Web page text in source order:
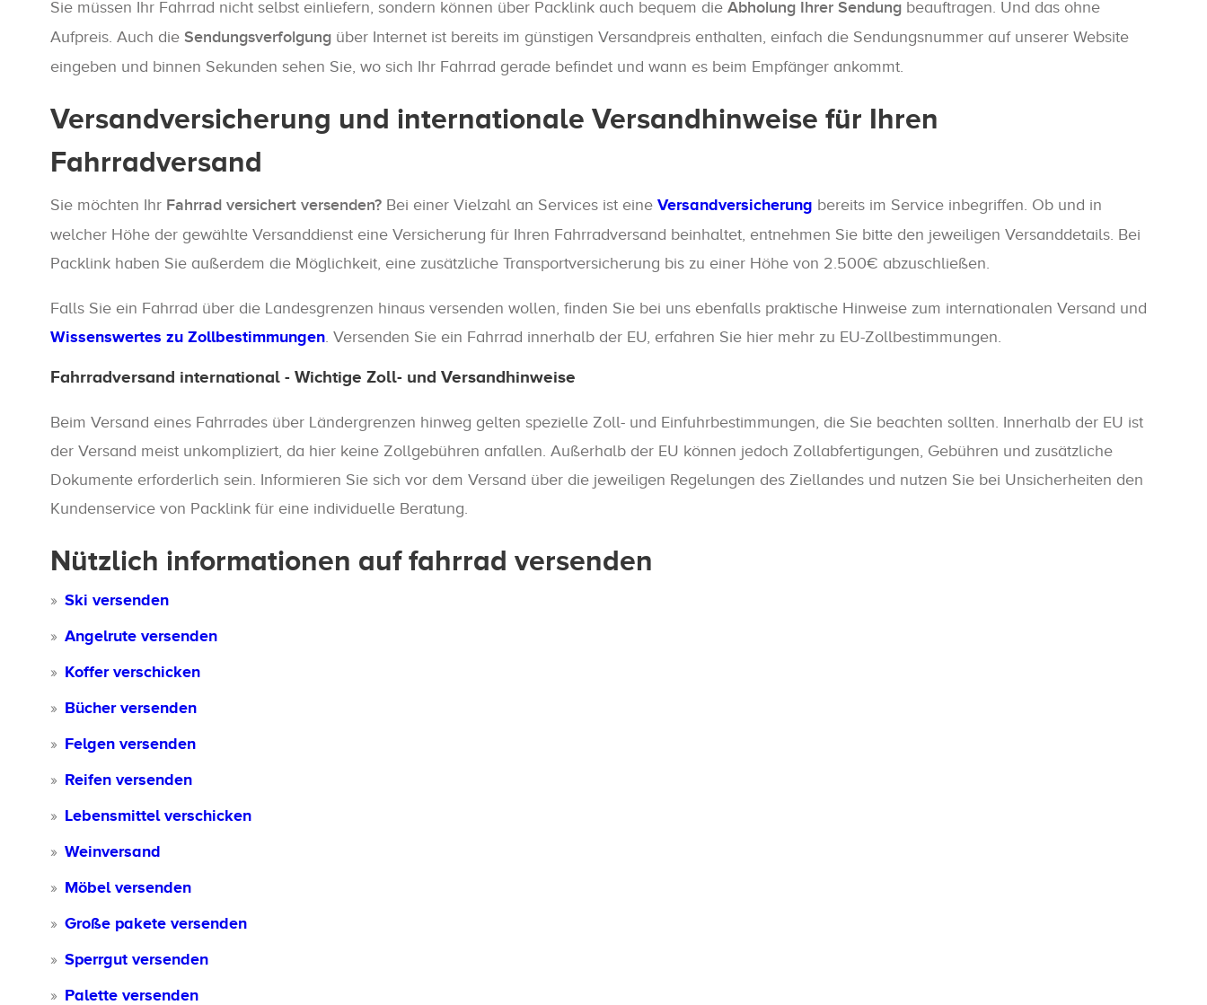
Sie müssen Ihr Fahrrad nicht selbst einliefern, sondern können über Packlink auch bequem die Abholung Ihrer Sendung beauftragen. Und das ohne
Aufpreis. Auch die Sendungsverfolgung über Internet ist bereits im günstigen Versandpreis enthalten, einfach die Sendungsnummer auf unserer Website
eingeben und binnen Sekunden sehen Sie, wo sich Ihr Fahrrad gerade befindet und wann es beim Empfänger ankommt.
Versandversicherung und internationale Versandhinweise für Ihren
Fahrradversand
Sie möchten Ihr Fahrrad versichert versenden? Bei einer Vielzahl an Services ist eine Versandversicherung bereits im Service inbegriffen. Ob und in
welcher Höhe der gewählte Versanddienst eine Versicherung für Ihren Fahrradversand beinhaltet, entnehmen Sie bitte den jeweiligen Versanddetails. Bei
Packlink haben Sie außerdem die Möglichkeit, eine zusätzliche Transportversicherung bis zu einer Höhe von 2.500€ abzuschließen.
Falls Sie ein Fahrrad über die Landesgrenzen hinaus versenden wollen, finden Sie bei uns ebenfalls praktische Hinweise zum internationalen Versand und
Wissenswertes zu Zollbestimmungen. Versenden Sie ein Fahrrad innerhalb der EU, erfahren Sie hier mehr zu EU-Zollbestimmungen.
Fahrradversand international - Wichtige Zoll- und Versandhinweise
Beim Versand eines Fahrrades über Ländergrenzen hinweg gelten spezielle Zoll- und Einfuhrbestimmungen, die Sie beachten sollten. Innerhalb der EU ist
der Versand meist unkompliziert, da hier keine Zollgebühren anfallen. Außerhalb der EU können jedoch Zollabfertigungen, Gebühren und zusätzliche
Dokumente erforderlich sein. Informieren Sie sich vor dem Versand über die jeweiligen Regelungen des Ziellandes und nutzen Sie bei Unsicherheiten den
Kundenservice von Packlink für eine individuelle Beratung.
Nützlich informationen auf fahrrad versenden
Ski versenden
Angelrute versenden
Koffer verschicken
Bücher versenden
Felgen versenden
Reifen versenden
Lebensmittel verschicken
Weinversand
Möbel versenden
Große pakete versenden
Sperrgut versenden
Palette versenden